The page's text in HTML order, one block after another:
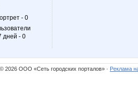
- 0
дней - 0
© 2026 ООО «Сеть городских порталов» · Реклама